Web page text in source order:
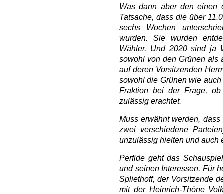
Was dann aber den einen
Tatsache, dass die über
sechs Wochen
wurden. Sie wurden
Wähler. Und 2020 sind ja
sowohl von den Grünen als
auf deren Vorsitzenden
sowohl die Grünen wie
Fraktion bei der Frage,
zulässig erachtet.
Muss erwähnt werden,
zwei verschiedene
unzulässig hielten und auch
Perfide geht das
und seinen Interessen. Für
Spliethoff, der Vorsitzende
mit der Heinrich-Thöne